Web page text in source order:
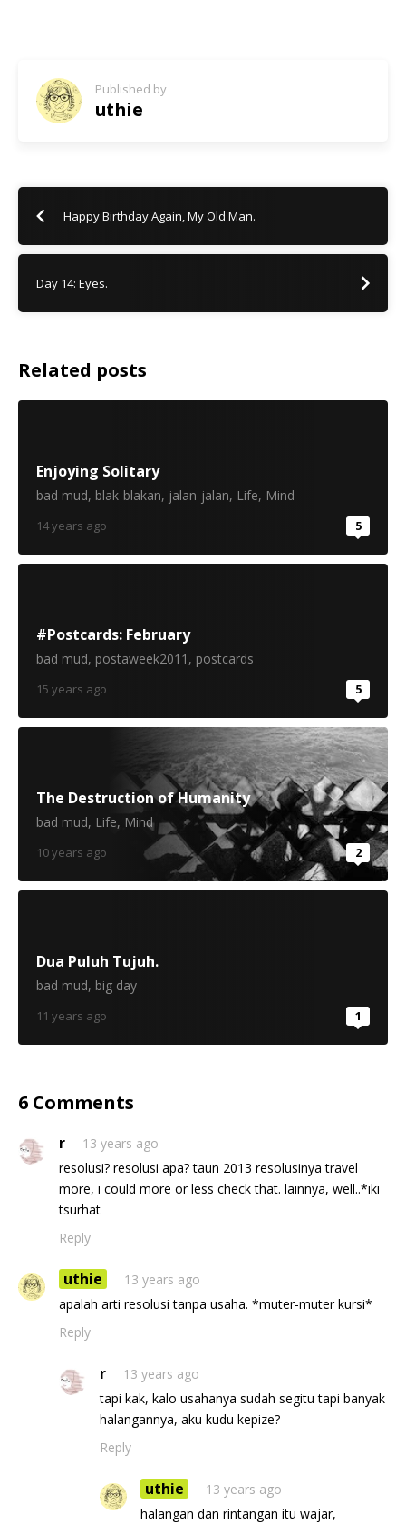
Published by
uthie
Happy Birthday Again, My Old Man.
Day 14: Eyes.
Related posts
Enjoying Solitary
bad mud, blak-blakan, jalan-jalan, Life, Mind
14 years ago 5
#Postcards: February
bad mud, postaweek2011 , postcards
15 years ago 5
The Destruction of Humanity
bad mud, Life, Mind
10 years ago 2
Dua Puluh Tujuh.
bad mud, big day
11 years ago 1
6 Comments
r
13 years ago
resolusi? resolusi apa? taun 2013 resolusinya travel
more, i could more or less check that. lainnya, well..*iki
tsurhat
Reply
uthie
13 years ago
apalah arti resolusi tanpa usaha. *muter-muter kursi*
Reply
r
13 years ago
tapi kak, kalo usahanya sudah segitu tapi banyak
halangannya, aku kudu kepize?
Reply
uthie
13 years ago
halangan dan rintangan itu wajar,